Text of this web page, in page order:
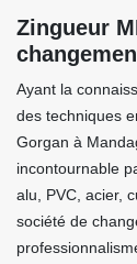
Zingueur
Ayant la
des techniques
Gorgan à
incontournable
alu, PVC, acier,
société de